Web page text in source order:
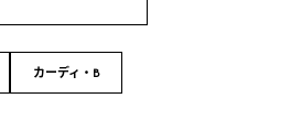
カーディ・B